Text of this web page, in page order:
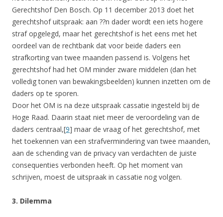
Gerechtshof Den Bosch. Op 11 december 2013 doet het
gerechtshof uitspraak: aan ??n dader wordt een iets hogere
straf opgelegd, maar het gerechtshof is het eens met het
oordeel van de rechtbank dat voor beide daders een
strafkorting van twee maanden passend is. Volgens het
gerechtshof had het OM minder zware middelen (dan het
volledig tonen van bewakingsbeelden) kunnen inzetten om de
daders op te sporen.
Door het OM is na deze uitspraak cassatie ingesteld bij de
Hoge Raad. Daarin staat niet meer de veroordeling van de
daders centraal,[9] maar de vraag of het gerechtshof, met
het toekennen van een strafvermindering van twee maanden,
aan de schending van de privacy van verdachten de juiste
consequenties verbonden heeft. Op het moment van
schrijven, moest de uitspraak in cassatie nog volgen.
3. Dilemma